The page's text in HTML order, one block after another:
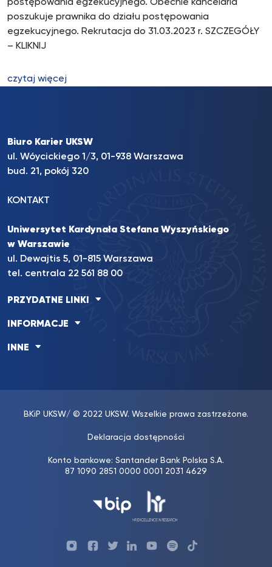
postępowania egzekucyjnego. Obecnie kancelaria
poszukuje prawnika do działu postępowania
egzekucyjnego. Rekrutacja do 31.03.2023 r. SZCZEGÓŁY
– KLIKNIJ
czytaj więcej
Biuro Karier UKSW
ul. Wóycickiego 1/3, 01-938 Warszawa
bud. 21, pokój 320
KONTAKT
Uniwersytet Kardynała Stefana Wyszyńskiego
w Warszawie
ul. Dewajtis 5, 01-815 Warszawa
tel. centrala 22 561 88 00
PRZYDATNE LINKI
INFORMACJE
INNE
BKiP UKSW/ © 2022 UKSW. Wszelkie prawa zastrzeżone.
Deklaracja dostępności
Konto bankowe: Santander Bank Polska S.A.
87 1090 2851 0000 0001 2031 4629
Profil ProfilProfilProfil UKSWProfilUKSW